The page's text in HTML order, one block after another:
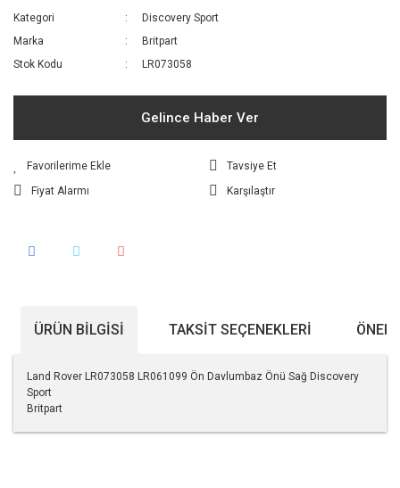
Kategori
Discovery Sport
Marka
Britpart
Stok Kodu
LR073058
Gelince Haber Ver
Tavsiye Et
Fiyat Alarmı
Karşılaştır
ÜRÜN BILGISI TAKSIT SEÇENEKLERI
Land Rover LR073058 LR061099 Ön Davlumbaz Önü Sağ Discovery
Sport
Britpart